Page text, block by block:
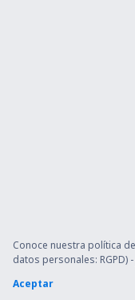
Conoce nuestra política
datos personales: RGPD) -
Aceptar